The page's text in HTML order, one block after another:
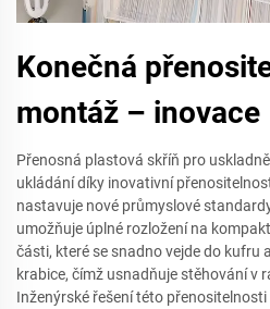
Konečná
montáž – inovace
Přenosná plastová skříň pro
ukládání díky inovativní
nastavuje nové průmyslové
umožňuje úplné rozložení na
části, které se snadno vejde do kufru
krabice, čímž usnadňuje stěhování v
Inženýrské řešení této